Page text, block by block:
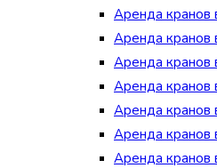
Аренда кранов
Аренда кранов
Аренда кранов
Аренда кранов
Аренда кранов
Аренда кранов
Аренда кранов